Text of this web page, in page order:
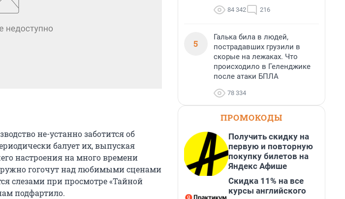
не-устанно заботится об
балует их, выпуская
настроения на много времени
гогочут над любимыми сценами
слезами при просмотре «Тайной
подфартило.
84 342 216
5
Галька била в людей,
пострадавших грузили в
скорые на лежаках. Что
происходило в Геленджике
после атаки БПЛА
78 334
ПРОМОКОДЫ
Получить скидку на
первую и повторную
покупку билетов на
Яндекс Афише
Скидка 11% на все
курсы английского